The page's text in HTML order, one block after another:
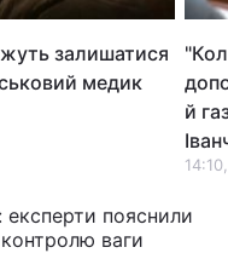
залишатися
медик
й
експерти пояснили
ваги